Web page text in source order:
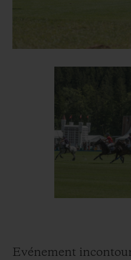
Evénement